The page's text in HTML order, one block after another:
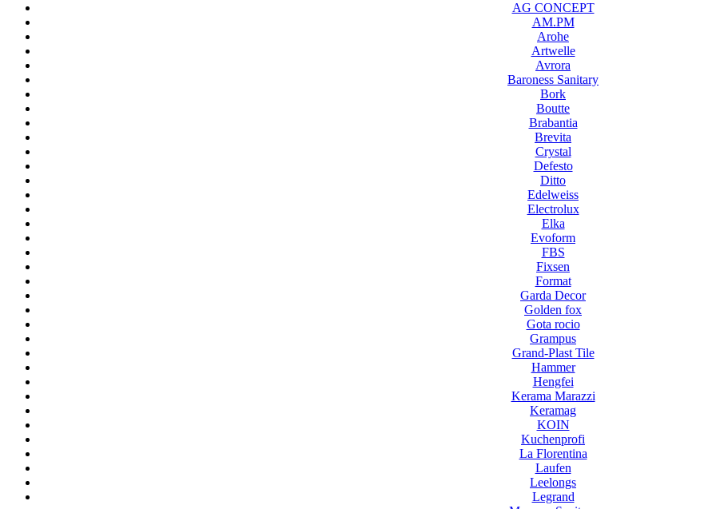
AG CONCEPT
AM.PM
Arohe
Artwelle
Avrora
Baroness Sanitary
Bork
Boutte
Brabantia
Brevita
Crystal
Defesto
Ditto
Edelweiss
Electrolux
Elka
Evoform
FBS
Fixsen
Format
Garda Decor
Golden fox
Gota rocio
Grampus
Grand-Plast Tile
Hammer
Hengfei
Kerama Marazzi
Keramag
KOIN
Kuchenprofi
La Florentina
Laufen
Leelongs
Legrand